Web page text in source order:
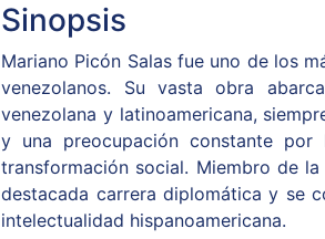
Sinopsis
Mariano Picón Salas fue uno de los
venezolanos. Su vasta obra
venezolana y latinoamericana,
y una preocupación constante
transformación social. Miembro de
destacada carrera diplomática y se
intelectualidad hispanoamericana.